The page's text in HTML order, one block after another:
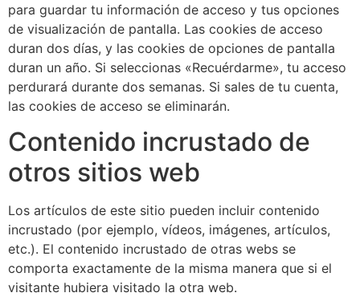
para guardar tu información de acceso y tus opciones
de visualización de pantalla. Las cookies de acceso
duran dos días, y las cookies de opciones de pantalla
duran un año. Si seleccionas «Recuérdarme», tu acceso
perdurará durante dos semanas. Si sales de tu cuenta,
las cookies de acceso se eliminarán.
Contenido incrustado de
otros sitios web
Los artículos de este sitio pueden incluir contenido
incrustado (por ejemplo, vídeos, imágenes, artículos,
etc.). El contenido incrustado de otras webs se
comporta exactamente de la misma manera que si el
visitante hubiera visitado la otra web.